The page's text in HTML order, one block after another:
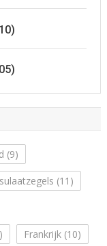
(9)
(11)
Frankrijk(10)